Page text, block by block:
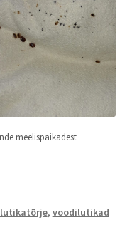
meelispaikadest
lutikatõrje, voodilutikad